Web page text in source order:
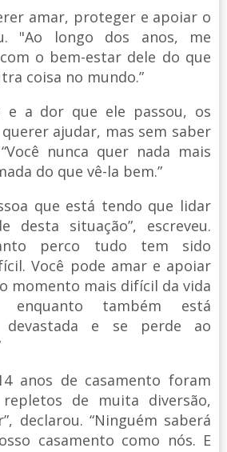
amar, proteger e apoiar o
"Ao longo dos anos, me
o bem-estar dele do que
coisa no mundo.”
e a dor que ele passou, os
ajudar, mas sem saber
nunca quer nada mais
do que vê-la bem.”
que está tendo que lidar
desta situação”, escreveu.
perco tudo tem sido
Você pode amar e apoiar
momento mais difícil da vida
enquanto também está
devastada e se perde ao
anos de casamento foram
de muita diversão,
declarou. “Ninguém saberá
casamento como nós. E